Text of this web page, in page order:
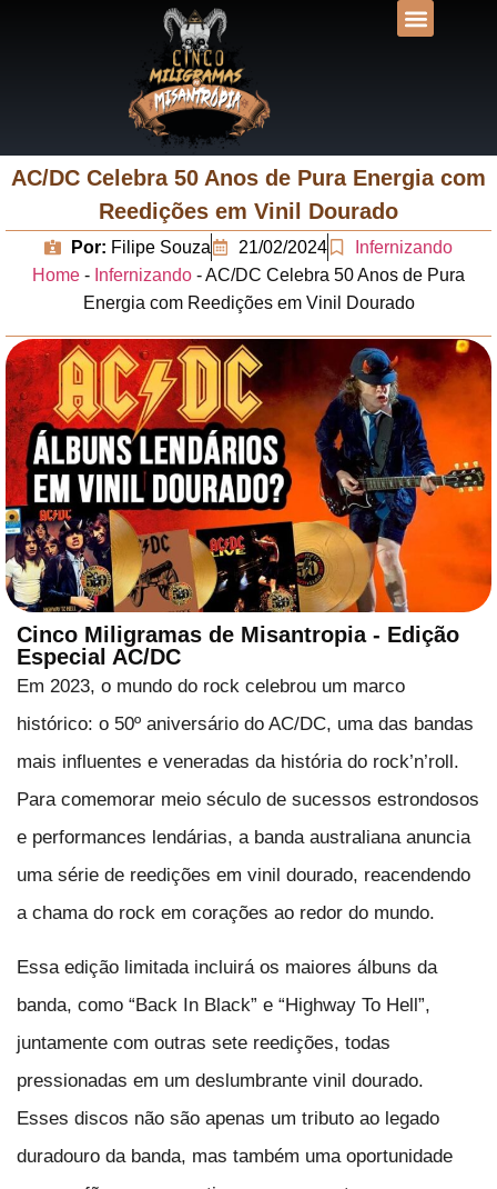
AC/DC Celebra 50 Anos de Pura Energia com
Reedições em Vinil Dourado
Por: Filipe Souza 21/02/2024
Infernizando
Home - Infernizando -AC/DC Celebra 50 Anos de Pura
Energia com Reedições em Vinil Dourado
Cinco Miligramas de Misantropia - Edição
Especial AC/DC
Em 2023, o mundo do rock celebrou um marco
histórico: o 50º aniversário do AC/DC, uma das bandas
mais influentes e veneradas da história do rock’n’roll.
Para comemorar meio século de sucessos estrondosos
e performances lendárias, a banda australiana anuncia
uma série de reedições em vinil dourado, reacendendo
a chama do rock em corações ao redor do mundo.
Essa edição limitada incluirá os maiores álbuns da
banda, como “Back In Black” e “Highway To Hell”,
juntamente com outras sete reedições, todas
pressionadas em um deslumbrante vinil dourado.
Esses discos não são apenas um tributo ao legado
duradouro da banda, mas também uma oportunidade